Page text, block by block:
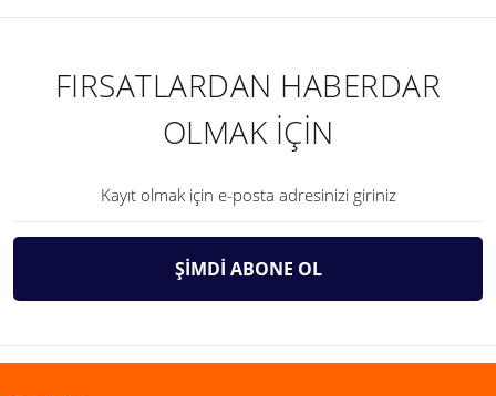
FIRSATLARDAN HABERDAR
OLMAK İÇİN
ŞİMDİ ABONE OL